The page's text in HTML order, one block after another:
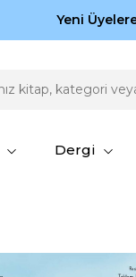
Zamansız
Yeni
Dergi